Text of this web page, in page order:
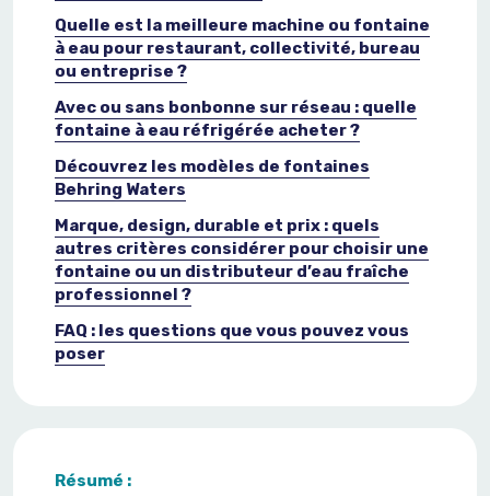
Quelle est la meilleure machine ou fontaine
à eau pour restaurant, collectivité, bureau
ou entreprise ?
Avec ou sans bonbonne sur réseau : quelle
fontaine à eau réfrigérée acheter ?
Découvrez les modèles de fontaines
Behring Waters
Marque, design, durable et prix : quels
autres critères considérer pour choisir une
fontaine ou un distributeur d’eau fraîche
professionnel ?
FAQ : les questions que vous pouvez vous
poser
Résumé :